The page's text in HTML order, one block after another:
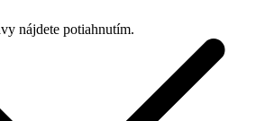
nájdete potiahnutím.